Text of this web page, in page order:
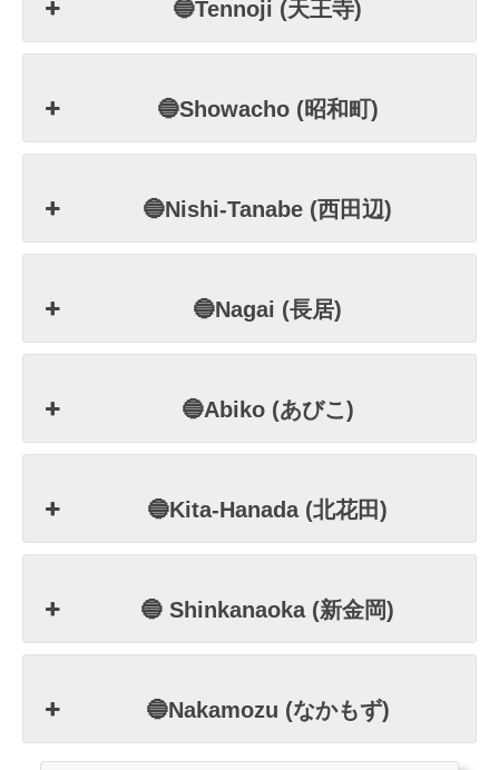
🔵Tennoji (天王寺)
🔵Showacho (昭和町)
🔵Nishi-Tanabe (西田辺)
🔵Nagai (長居)
🔵Abiko (あびこ)
🔵Kita-Hanada (北花田)
🔵 Shinkanaoka (新金岡)
🔵Nakamozu (なかもず)